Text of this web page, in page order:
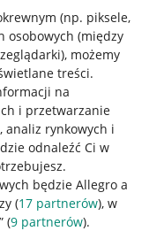
(np. piksele,
osobowych (między
, możemy
treści.
na
i przetwarzanie
analiz rynkowych i
odnaleźć Ci w
będzie Allegro a
(17 partnerów), w
(9 partnerów).